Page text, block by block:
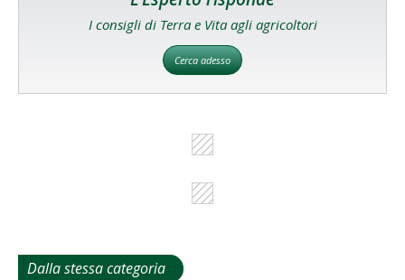
I consigli di Terra e Vita agli agricoltori
Cerca adesso
Dalla stessa categoria